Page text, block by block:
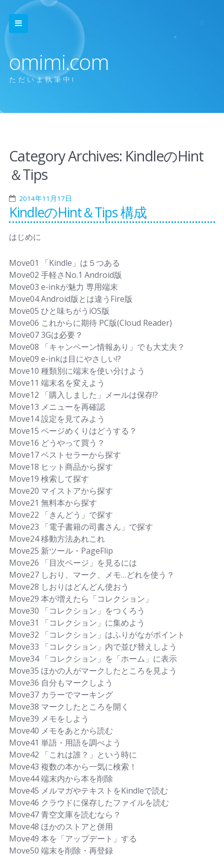
omimi.com
ただいま執筆中!
Category Archives: KindleのHint
＆Tips
2014年11月17日
KindleのHint＆Tips 構成
はじめに
Move01 「Kindle」は５つある
Move02 手軽さNo.1 Android版
Move03 e-inkが魅力 専用端末
Move04 Android版とは違うFire版
Move05 ひと味ちがうiOS版
Move06 これからに期待 PC版(Cloud Reader)
Move07 3Gは必要？
Move08 「キャンペーン情報あり」でも大丈夫？
Move09 e-inkは目にやさしい!?
Move10 種類別に端末を使い分けよう
Move11 端末名を変えよう
Move12 「購入しました」メールは保存!?
Move13 メニューを再確認
Move14 設定を見てみよう
Move15 ページめくりはどうする？
Move16 どうやって買う？
Move17 ベストセラーから探す
Move18 ヒット商品から探す
Move19 検索して探す
Move20 マイストアから探す
Move21 無料本から探す
Move22 「きんどう」で探す
Move23 「電子書籍の司書さん」で探す
Move24 移動方法あれこれ
Move25 新ツール・PageFlip
Move26 「目次ページ」を見るには
Move27 しおり、マーク、メモ…どれを使う？
Move28 しおりはどんどん使おう
Move29 本が増えたら「コレクション」
Move30 「コレクション」をつくろう
Move31 「コレクション」に集めよう
Move32 「コレクション」はふりがながポイント
Move33 「コレクション」内で並び替えしよう
Move34 「コレクション」を「ホーム」に表示
Move35 ほかの人がマークしたところを見よう
Move36 自分もマークしよう
Move37 カラーでマーキング
Move38 マークしたところを開く
Move39 メモをしよう
Move40 メモをあとから読む
Move41 単語・用語を調べよう
Move42 「これは誰？」という時に
Move43 複数の本から一気に検索！
Move44 端末内から本を削除
Move45 メルマガやテキストをKindleで読む
Move46 クラウドに保存したファイルを読む
Move47 青空文庫を読むなら？
Move48 ほかのストアと併用
Move49 本を「アップデート」する
Move50 端末を削除・再登録